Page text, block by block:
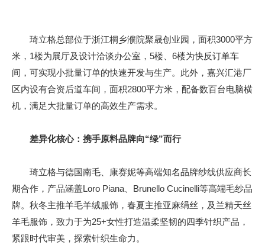
琦立格总部位于浙江桐乡濮院聚晟创业园，面积3000平方
米，1楼为展厅及设计洽谈办公室，5楼、6楼为快反订单车
间，可实现小批量订单的快速开发与生产。此外，嘉兴汇港厂
区内设有合资后道车间，面积2800平方米，配备数百台电脑横
机，满足大批量订单的高效生产需求。
差异化核心：携手原料品牌向“绿”而行
琦立格与德国南毛、康赛妮等高端知名品牌纱线供应商长
期合作，产品涵盖Loro Piana、Brunello Cucinelli等高端毛纱品
牌。秋冬主推羊毛羊绒服饰，春夏主推亚麻绢丝，及兰精天丝
羊毛服饰，致力于为25+女性打造温柔坚韧的四季针织产品，
紧跟时代审美，探索针织生命力。